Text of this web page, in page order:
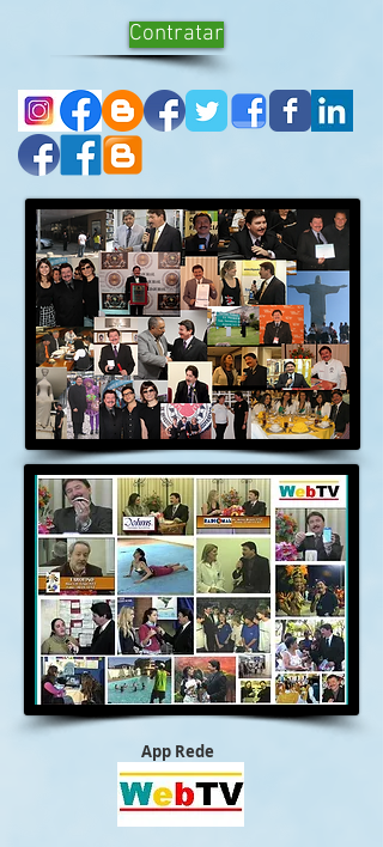
Contratar
App Rede